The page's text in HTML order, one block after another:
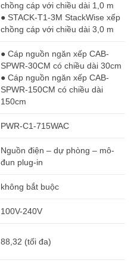
chồng cáp với chiều dài 1,0 m
● STACK-T1-3M StackWise xếp
chồng cáp với chiều dài 3,0 m
● Cáp nguồn ngăn xếp CAB-
SPWR-30CM có chiều dài 30cm
● Cáp nguồn ngăn xếp CAB-
SPWR-150CM có chiều dài
150cm
PWR-C1-715WAC
Nguồn điện – dự phòng – mô-
đun plug-in
không bắt buộc
100V-240V
88,32 (tối đa)